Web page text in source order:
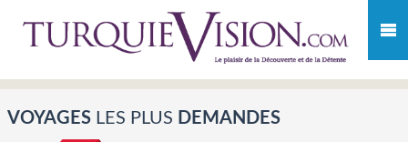
VOYAGES LES PLUS DEMANDES